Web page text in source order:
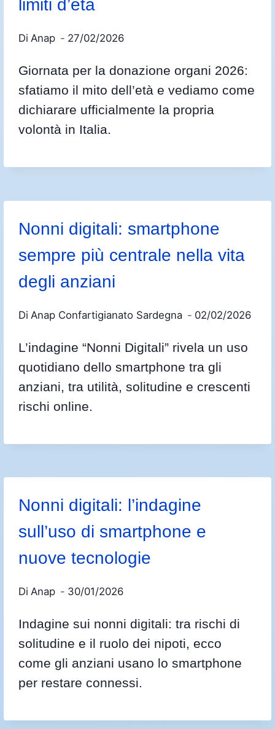
limiti d’età
Di Anap 27/02/2026
Giornata per la donazione organi 2026:
sfatiamo il mito dell’età e vediamo come
dichiarare ufficialmente la propria
volontà in Italia.
Nonni digitali: smartphone
sempre più centrale nella vita
degli anziani
Di Anap Confartigianato Sardegna 02/02/2026
L’indagine “Nonni Digitali” rivela un uso
quotidiano dello smartphone tra gli
anziani, tra utilità, solitudine e crescenti
rischi online.
Nonni digitali: l’indagine
sull’uso di smartphone e
nuove tecnologie
Di Anap 30/01/2026
Indagine sui nonni digitali: tra rischi di
solitudine e il ruolo dei nipoti, ecco
come gli anziani usano lo smartphone
per restare connessi.